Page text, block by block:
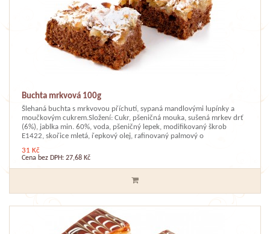
Buchta mrkvová 100g
Šlehaná buchta s mrkvovou příchutí, sypaná mandlovými lupínky a
moučkovým cukrem.Složení: Cukr, pšeničná mouka, sušená mrkev drť
(6%), jablka min. 60%, voda, pšeničný lepek, modifikovaný škrob
E1422, skořice mletá, řepkový olej, rafinovaný palmový o
31 Kč
Cena bez DPH: 27,68 Kč